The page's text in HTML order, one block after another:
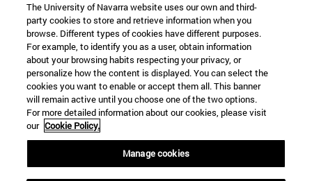
¿QUÉ GRADO TE INTERESA?
¿QUÉ MÁSTER TE INTERESA?
© Universidad de Navarra
Información legal
Accesibilidad
Configuración de cookies
Localizador de campus
The University of Navarra website uses our own and third-
party cookies to store and retrieve information when you
browse. Different types of cookies have different purposes.
For example, to identify you as a user, obtain information
about your browsing habits respecting your privacy, or
personalize how the content is displayed. You can select the
cookies you want to enable or accept them all. This banner
will remain active until you choose one of the two options.
For more detailed information about our cookies, please visit
our Cookie Policy.
Manage cookies